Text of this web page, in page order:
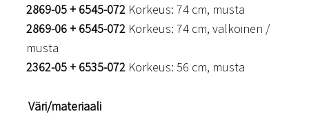
2869-05 + 6545-072 Korkeus: 74 cm, musta
2869-06 + 6545-072 Korkeus: 74 cm, valkoinen /
musta
2362-05 + 6535-072 Korkeus: 56 cm, musta
Väri/materiaali